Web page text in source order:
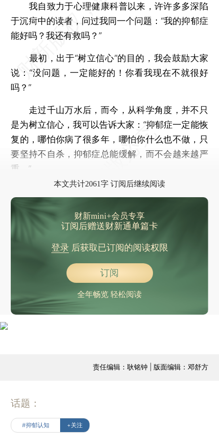
我自致力于心理健康科普以来，许许多多深陷
于沉疴中的读者，问过我同一个问题：“我的抑郁症
能好吗？我还有救吗？”
最初，出于“树立信心”的目的，我会鼓励大家
说：“没问题，一定能好的！你看我现在不就很好
吗？”
走过千山万水后，而今，从科学角度，并不只
是为树立信心，我可以告诉大家：“抑郁症一定能恢
复的，哪怕你病了很多年，哪怕你什么也不做，只
要坚持不自杀，抑郁症总能缓解，而不会越来越严
重。”
本文共计2061字 订阅后继续阅读
财新mini+会员专享
订阅后赠送财新通单篇卡
登录后获取已订阅的阅读权限
订阅
全年畅览 轻松阅读
责任编辑：耿铭钟 | 版面编辑：邓舒方
话题：
#抑郁认知 +关注